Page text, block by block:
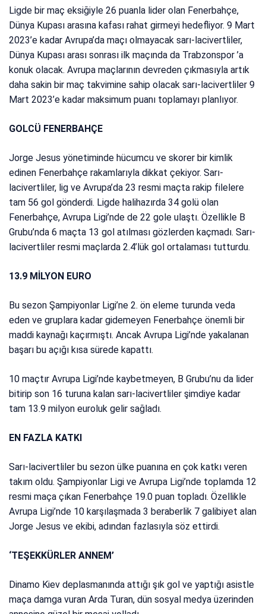
Ligde bir maç eksiğiyle 26 puanla lider olan Fenerbahçe,
Dünya Kupası arasına kafası rahat girmeyi hedefliyor. 9 Mart
2023’e kadar Avrupa’da maçı olmayacak sarı-lacivertliler,
Dünya Kupası arası sonrası ilk maçında da Trabzonspor ’a
konuk olacak. Avrupa maçlarının devreden çıkmasıyla artık
daha sakin bir maç takvimine sahip olacak sarı-lacivertliler 9
Mart 2023’e kadar maksimum puanı toplamayı planlıyor.
GOLCÜ FENERBAHÇE
Jorge Jesus yönetiminde hücumcu ve skorer bir kimlik
edinen Fenerbahçe rakamlarıyla dikkat çekiyor. Sarı-
lacivertliler, lig ve Avrupa’da 23 resmi maçta rakip filelere
tam 56 gol gönderdi. Ligde halihazırda 34 golü olan
Fenerbahçe, Avrupa Ligi’nde de 22 gole ulaştı. Özellikle B
Grubu’nda 6 maçta 13 gol atılması gözlerden kaçmadı. Sarı-
lacivertliler resmi maçlarda 2.4’lük gol ortalaması tutturdu.
13.9 MİLYON EURO
Bu sezon Şampiyonlar Ligi’ne 2. ön eleme turunda veda
eden ve gruplara kadar gidemeyen Fenerbahçe önemli bir
maddi kaynağı kaçırmıştı. Ancak Avrupa Ligi’nde yakalanan
başarı bu açığı kısa sürede kapattı.
10 maçtır Avrupa Ligi’nde kaybetmeyen, B Grubu’nu da lider
bitirip son 16 turuna kalan sarı-lacivertliler şimdiye kadar
tam 13.9 milyon euroluk gelir sağladı.
EN FAZLA KATKI
Sarı-lacivertliler bu sezon ülke puanına en çok katkı veren
takım oldu. Şampiyonlar Ligi ve Avrupa Ligi’nde toplamda 12
resmi maça çıkan Fenerbahçe 19.0 puan topladı. Özellikle
Avrupa Ligi’nde 10 karşılaşmada 3 beraberlik 7 galibiyet alan
Jorge Jesus ve ekibi, adından fazlasıyla söz ettirdi.
‘TEŞEKKÜRLER ANNEM’
Dinamo Kiev deplasmanında attığı şık gol ve yaptığı asistle
maça damga vuran Arda Turan, dün sosyal medya üzerinden